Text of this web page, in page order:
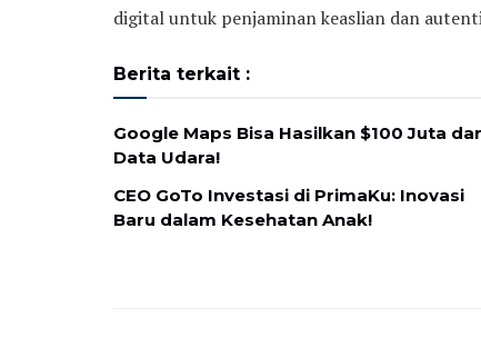
digital untuk penjaminan keaslian dan
Berita terkait :
Google Maps Bisa Hasilkan $100 Juta
Data Udara!
CEO GoTo Investasi di PrimaKu: Inovasi
Baru dalam Kesehatan Anak!